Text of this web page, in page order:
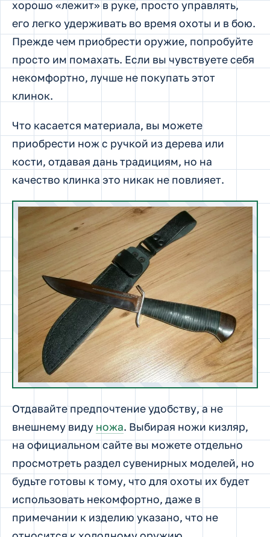
хорошо «лежит» в руке, просто управлять,
его легко удерживать во время охоты и в бою.
Прежде чем приобрести оружие, попробуйте
просто им помахать. Если вы чувствуете себя
некомфортно, лучше не покупать этот
клинок.
Что касается материала, вы можете
приобрести нож с ручкой из дерева или
кости, отдавая дань традициям, но на
качество клинка это никак не повлияет.
Отдавайте предпочтение удобству, а не
внешнему виду ножа. Выбирая ножи кизляр,
на официальном сайте вы можете отдельно
просмотреть раздел сувенирных моделей, но
будьте готовы к тому, что для охоты их будет
использовать некомфортно, даже в
примечании к изделию указано, что не